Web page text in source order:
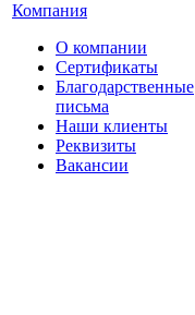
Компания
О компании
Сертификаты
Благодарственные
письма
Наши клиенты
Реквизиты
Вакансии